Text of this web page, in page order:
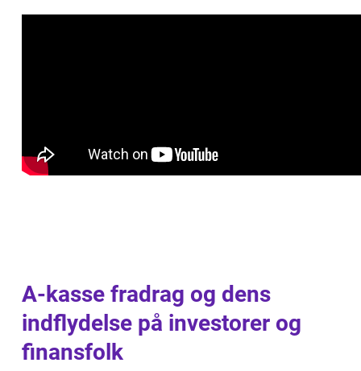
A-kasse fradrag og dens
indflydelse på investorer og
finansfolk